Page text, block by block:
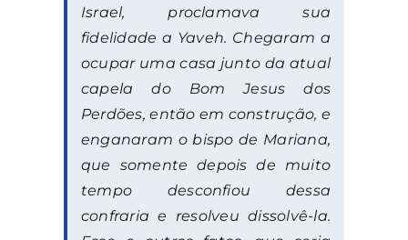
Israel, proclamava sua
fidelidade a Yaveh. Chegaram a
ocupar uma casa junto da atual
capela do Bom Jesus dos
Perdões, então em construção, e
enganaram o bispo de Mariana,
que somente depois de muito
tempo desconfiou dessa
confraria e resolveu dissolvê-la.